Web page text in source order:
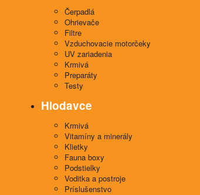
Čerpadlá
Ohrievače
Filtre
Vzduchovacie motorčeky
UV zariadenia
Krmivá
Preparáty
Testy
Hlodavce
Krmivá
Vitamíny a minerály
Klietky
Fauna boxy
Podstielky
Voditka a postroje
Príslušenstvo